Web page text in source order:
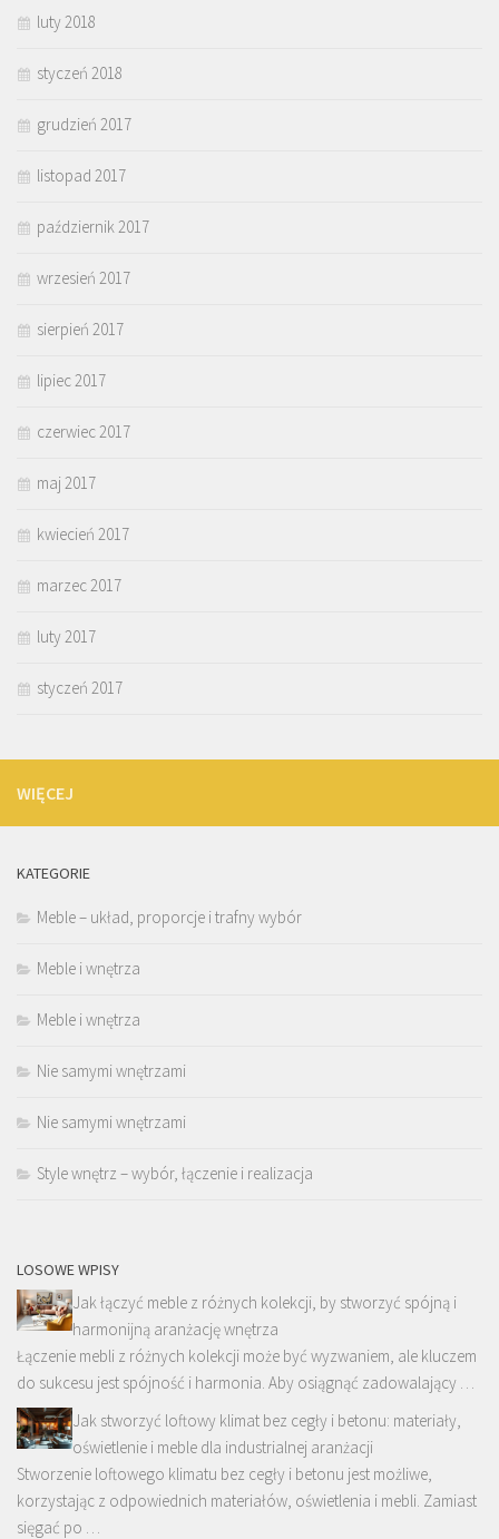
luty 2018
styczeń 2018
grudzień 2017
listopad 2017
październik 2017
wrzesień 2017
sierpień 2017
lipiec 2017
czerwiec 2017
maj 2017
kwiecień 2017
marzec 2017
luty 2017
styczeń 2017
WIĘCEJ
KATEGORIE
Meble – układ, proporcje i trafny wybór
Meble i wnętrza
Meble i wnętrza
Nie samymi wnętrzami
Nie samymi wnętrzami
Style wnętrz – wybór, łączenie i realizacja
LOSOWE WPISY
Jak łączyć meble z różnych kolekcji, by stworzyć spójną i
harmonijną aranżację wnętrza
Łączenie mebli z różnych kolekcji może być wyzwaniem, ale kluczem
do sukcesu jest spójność i harmonia. Aby osiągnąć zadowalający …
Jak stworzyć loftowy klimat bez cegły i betonu: materiały,
oświetlenie i meble dla industrialnej aranżacji
Stworzenie loftowego klimatu bez cegły i betonu jest możliwe,
korzystając z odpowiednich materiałów, oświetlenia i mebli. Zamiast
sięgać po …